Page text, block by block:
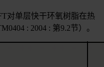
对单层快干环氧树脂在热
: 2004 : 第9.2节）。